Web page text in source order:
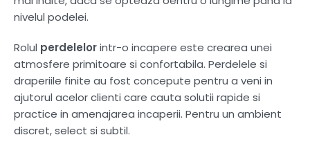
nivelul podelei.
Rolul perdelelorintr-o incapere este crearea unei
atmosfere primitoare si confortabila. Perdelele si
draperiile finite au fost concepute pentru a veni in
ajutorul acelor clienti care cauta solutii rapide si
practice in amenajarea incaperii. Pentru un ambient
discret, select si subtil.